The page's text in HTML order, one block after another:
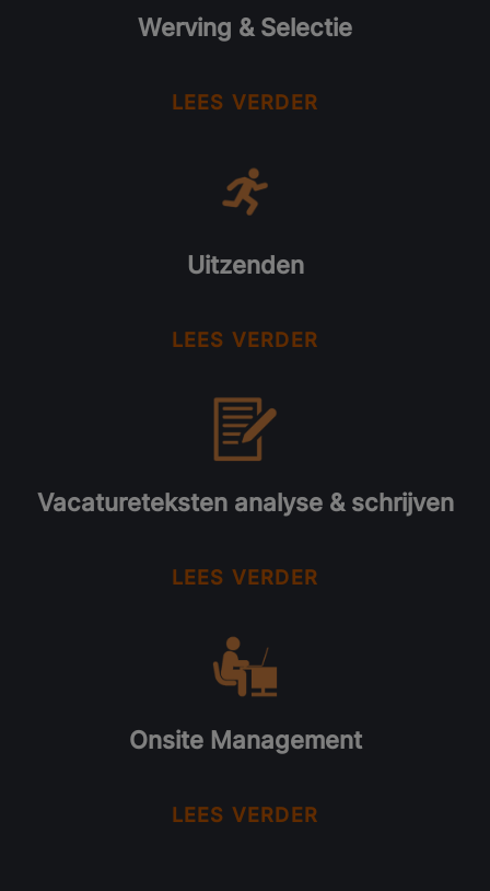
Werving & Selectie
LEES VERDER
Uitzenden
LEES VERDER
Vacatureteksten analyse & schrijven
LEES VERDER
Onsite Management
LEES VERDER